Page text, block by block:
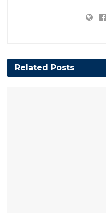
Related Posts